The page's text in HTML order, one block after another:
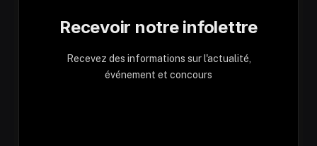
Recevoir notre infolettre
Recevez des informations sur l'actualité,
événement et concours